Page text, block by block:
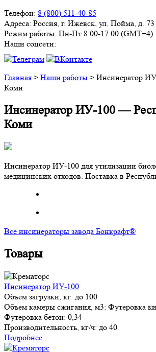
Телефон: 8 (800) 511-40-85
Адреса: Россия, г. Ижевск, ул. Пойма, д. 73
Режим работы: Пн-Пт 8:00-17:00 (GMT+4)
Наши соцсети:
Главная > Наши работы > Инсинератор
Коми
Инсинератор ИУ-100 —
Коми
Инсинератор ИУ-100 для утилизации
медицинских отходов. Поставка в
Все инсинераторы завода Бонкрафт®
Товары
Инсинератор ИУ-100
Объем загрузки, кг: до 100
Объем камеры сжигания, м3: Футеровка
Футеровка бетон: 0,34
Производительность, кг/ч: до 40
Подробнее